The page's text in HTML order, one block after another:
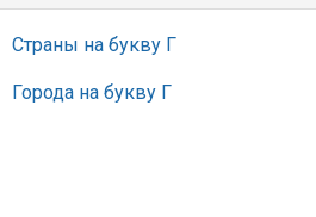
Страны на букву Г
Города на букву Г